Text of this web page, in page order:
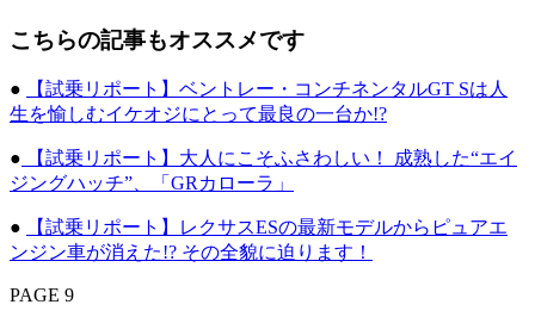
こちらの記事もオススメです
●
【試乗リポート】ベントレー・コンチネンタルGT Sは人
生を愉しむイケオジにとって最良の一台か!?
● 【試乗リポート】大人にこそふさわしい！ 成熟した“エイ
ジングハッチ”、「GRカローラ」
●
【試乗リポート】レクサスESの最新モデルからピュアエ
ンジン車が消えた!? その全貌に迫ります！
PAGE 9